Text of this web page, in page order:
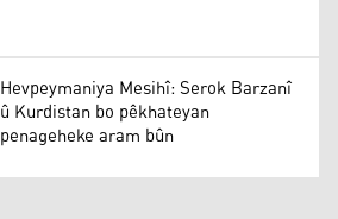
Hevpeymaniya Mesihî: Serok Barzanî
û Kurdistan bo pêkhateyan
penageheke aram bûn